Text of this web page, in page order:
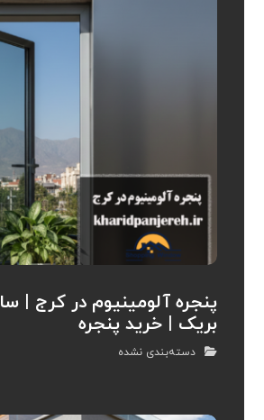
پنجره آلومینیوم در کرج |
بریک | خرید پنجره
دسته‌بندی نشده